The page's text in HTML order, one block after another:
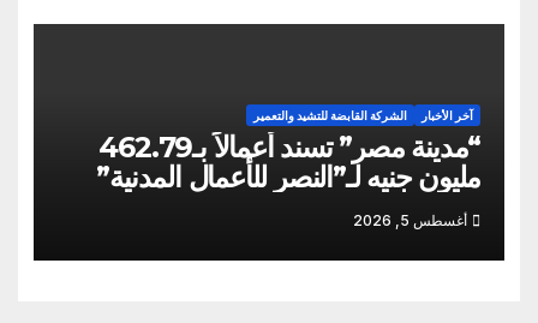
آخر الأخبار الشركة القابضة للتشيد والتعمير
“مدينة مصر” تسند أعمالاً بـ462.79
مليون جنيه لـ”النصر للأعمال المدنية”
أغسطس 5, 2026